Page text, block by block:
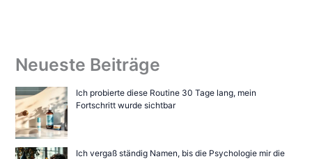
Neueste Beiträge
Ich probierte diese Routine 30 Tage lang, mein
Fortschritt wurde sichtbar
Ich vergaß ständig Namen, bis die Psychologie mir die